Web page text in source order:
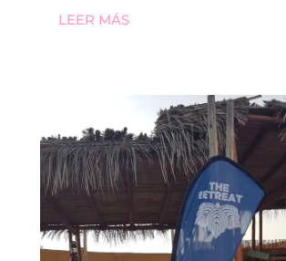
LEER MÁS